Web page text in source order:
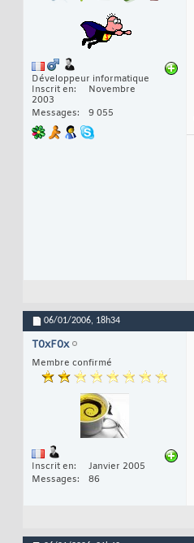
Développeur informatique
Inscrit en
Novembre
2003
Messages
9 055
06/01/2006, 18h34
T0xF0x
Membre confirmé
Inscrit en
Janvier 2005
Messages
86